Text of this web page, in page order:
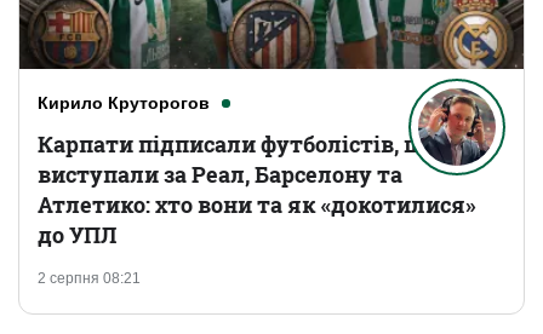
Кирило Круторогов
2 серпня 08:21
Карпати підписали футболістів, що
виступали за Реал, Барселону та
Атлетико: хто вони та як «докотилися»
до УПЛ